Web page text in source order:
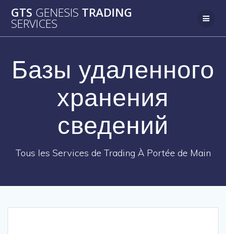
au
GTS GENESIS TRADING
SERVICES
Базы удаленного
хранения
сведений
Tous les Services de Trading À Portée de Main